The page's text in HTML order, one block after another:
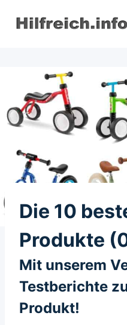
Inhalt
Die 10
Produkte
Mit unserem
Testberichte
Produkt!